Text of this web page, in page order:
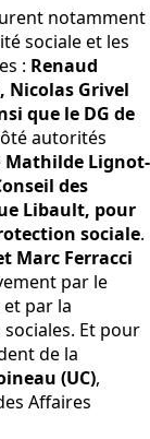
notamment
sociale et les
: Renaud
Nicolas Grivel
que le DG de
autorités
Mathilde Lignot-
des
Libault, pour
sociale.
Marc Ferracci
par le
par la
Et pour
de la
(UC),
Affaires